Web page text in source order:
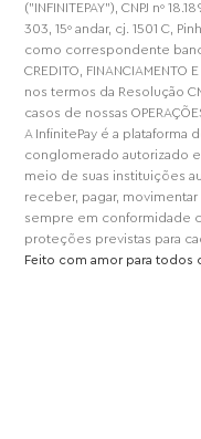
("INFINITEPAY"), CNPJ nº
303, 15º andar, cj. 1501 C,
como correspondente
CREDITO, FINANCIAMENTO
nos termos da Resolução
casos de nossas
A InfinitePay é a plataforma
conglomerado autorizado
meio de suas instituições
receber, pagar,
sempre em conformidade
proteções previstas para
Feito com amor para todos